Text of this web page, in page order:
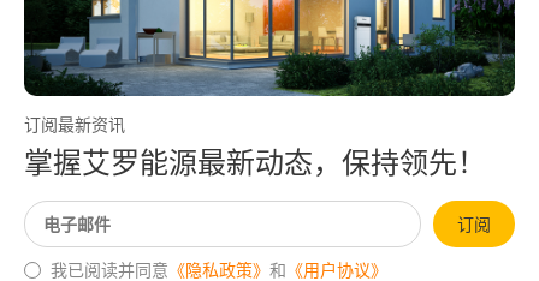
订阅最新资讯
掌握艾罗能源最新动态，保持领先！
订阅
我已阅读并同意 《隐私政策》 和 《用户协议》